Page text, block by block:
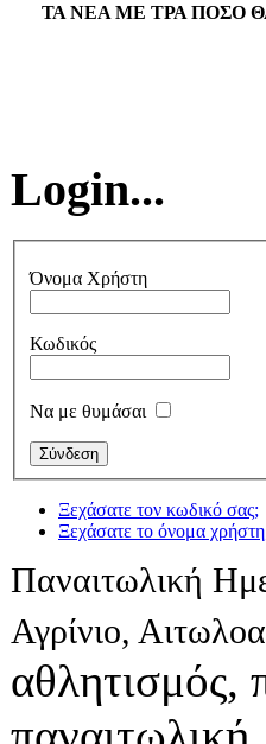
ΤΑ ΝΕΑ ΜΕ ΤΡΑ ΠΟΣΟ
Login...
Όνομα Χρήστη
Κωδικός
Να με θυμάσαι
Ξεχάσατε τον κωδικό σας;
Ξεχάσατε το όνομα
Παναιτωλική
Αγρίνιο,
αθλητισμός,